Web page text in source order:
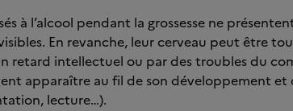
à l’alcool pendant la grossesse ne
En revanche, leur cerveau peut être
retard intellectuel ou par des troubles du
apparaître au fil de son développement et
lecture…).